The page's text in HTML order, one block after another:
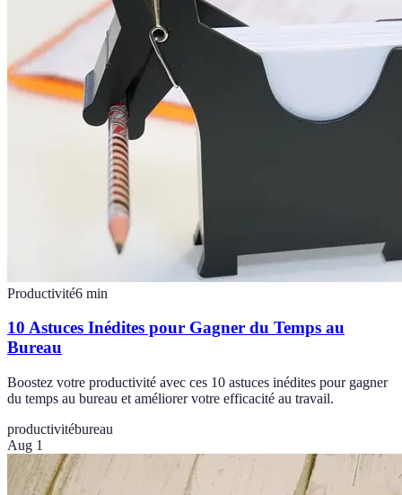
Productivité6 min
10 Astuces Inédites pour Gagner du Temps au
Bureau
Boostez votre productivité avec ces 10 astuces inédites pour gagner
du temps au bureau et améliorer votre efficacité au travail.
productivitébureau
Aug 1